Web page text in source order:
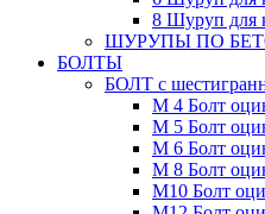
8 Шуруп для
ШУРУПЫ ПО
БОЛТЫ
БОЛТ с
М 4 Болт
М 5 Болт
М 6 Болт
М 8 Болт
М10 Болт